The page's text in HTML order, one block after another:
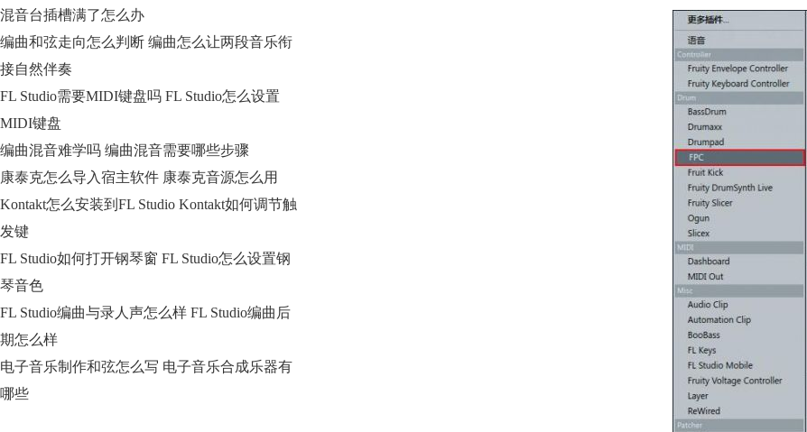
混音台插槽满了怎么办
编曲和弦走向怎么判断 编曲怎么让两段音乐衔
接自然伴奏
FL Studio需要MIDI键盘吗 FL Studio怎么设置
MIDI键盘
编曲混音难学吗 编曲混音需要哪些步骤
康泰克怎么导入宿主软件 康泰克音源怎么用
Kontakt怎么安装到FL Studio Kontakt如何调节触
发键
FL Studio如何打开钢琴窗 FL Studio怎么设置钢
琴音色
FL Studio编曲与录人声怎么样 FL Studio编曲后
期怎么样
电子音乐制作和弦怎么写 电子音乐合成乐器有
哪些